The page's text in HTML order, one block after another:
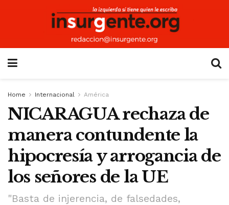
Home Internacional América
NICARAGUA rechaza de
manera contundente la
hipocresía y arrogancia de
los señores de la UE
"Basta de injerencia, de falsedades,